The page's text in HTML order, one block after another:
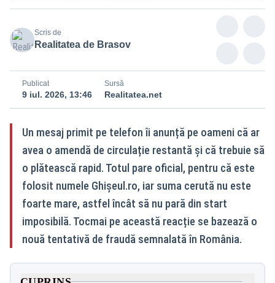
Scris de
Realitatea de Brasov
Publicat
9 iul. 2026, 13:46
Sursă
Realitatea.net
Un mesaj primit pe telefon îi anunță pe oameni că ar
avea o amendă de circulație restantă și că trebuie să
o plătească rapid. Totul pare oficial, pentru că este
folosit numele Ghișeul.ro, iar suma cerută nu este
foarte mare, astfel încât să nu pară din start
imposibilă. Tocmai pe această reacție se bazează o
nouă tentativă de fraudă semnalată în România.